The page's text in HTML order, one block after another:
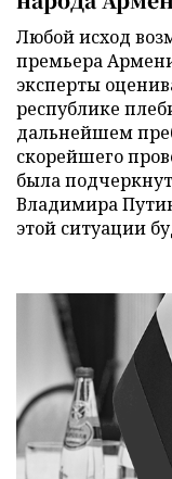
Любой исход
премьера
эксперты
республике
дальнейшем
скорейшего
была
Владимира
этой ситуации